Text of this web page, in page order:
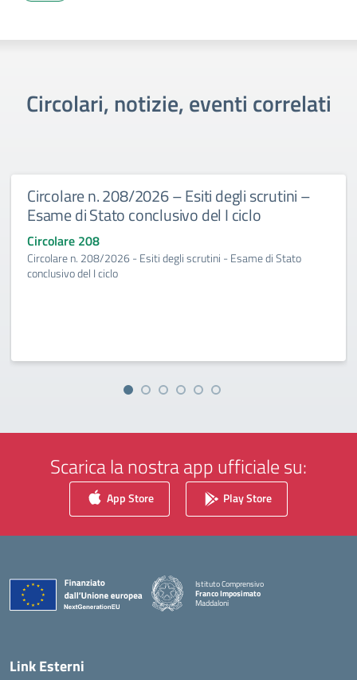
Circolari, notizie, eventi correlati
Circolare n. 208/2026 – Esiti degli scrutini –
Esame di Stato conclusivo del I ciclo
Circolare 208
Circolare n. 208/2026 - Esiti degli scrutini - Esame di Stato
conclusivo del I ciclo
Scarica la nostra app ufficiale su:
App Store Play Store
Istituto Comprensivo
Franco Imposimato
Maddaloni
Link Esterni